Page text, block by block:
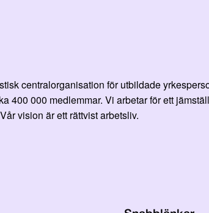
centralorganisation för utbildade
400 000 medlemmar. Vi arbetar för ett
vision är ett rättvist arbetsliv.